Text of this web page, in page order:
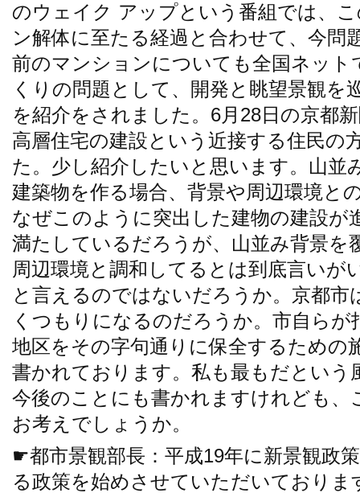
のウェイク アップという番組では、
ン解体に至たる経過と合わせて、今問
前のマンションについても全国ネット
くりの問題として、開発と眺望景観を
を紹介をされました。6月28日の京都
高層住宅の建設という近接する住民の
た。少し紹介したいと思います。山並
建築物を作る場合、背景や周辺環境と
なぜこのように突出した建物の建設が
満たしているだろうが、山並み背景を
周辺環境と調和してるとは到底言いが
と言えるのではないだろうか。京都
くつもりになるのだろうか。市自らが
地区をその字句通りに保全するための
書かれております。私も最もだという
今後のことにも書かれますけれども
お考えでしょうか。
☛都市景観部長：平成19年に新景観政
る政策を始めさせていただいており